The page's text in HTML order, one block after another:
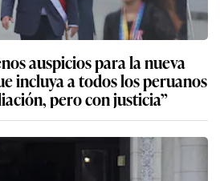
auspicios para la nueva
incluya a todos los peruanos
pero con justicia”